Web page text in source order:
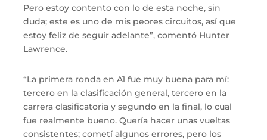
Pero estoy contento con lo de esta noche, sin
duda; este es uno de mis peores circuitos, así que
estoy feliz de seguir adelante”, comentó Hunter
Lawrence.
“La primera ronda en A1 fue muy buena para mí:
tercero en la clasificación general, tercero en la
carrera clasificatoria y segundo en la final, lo cual
fue realmente bueno. Quería hacer unas vueltas
consistentes; cometí algunos errores, pero los